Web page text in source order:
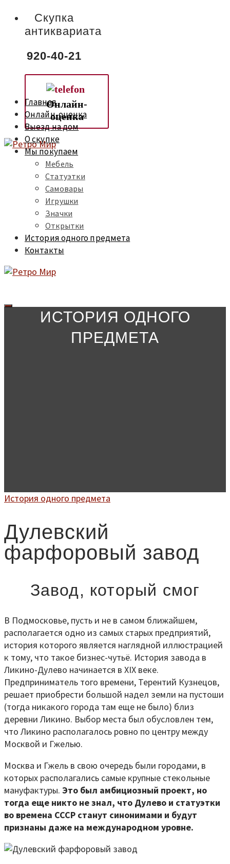
Скупка
антиквариата
920-40-21
Онлайн-
оценка
Главная
Онлайн-оценка
Выезд на дом
О скупке
Мы покупаем
Мебель
Статуэтки
Самовары
Игрушки
Значки
Открытки
История одного предмета
Контакты
ИСТОРИЯ ОДНОГО
ПРЕДМЕТА
История одного предмета
Дулевский
фарфоровый завод
Завод, который смог
В Подмосковье, пусть и не в самом ближайшем,
располагается одно из самых старых предприятий,
история которого является наглядной иллюстрацией
к тому, что такое бизнес-чутьё. История завода в
Ликино-Дулево начинается в XIX веке.
Предприниматель того времени, Терентий Кузнецов,
решает приобрести большой надел земли на пустоши
(тогда никакого города там еще не было) близ
деревни Ликино. Выбор места был обусловлен тем,
что Ликино располагалось ровно по центру между
Москвой и Гжелью.
Москва и Гжель в свою очередь были городами, в
которых располагались самые крупные стекольные
мануфактуры. Это был амбициозный проект, но
тогда еще никто не знал, что Дулево и статуэтки
во времена СССР станут синонимами и будут
признаны даже на международном уровне.